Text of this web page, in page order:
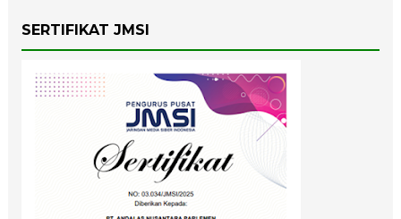
SERTIFIKAT JMSI